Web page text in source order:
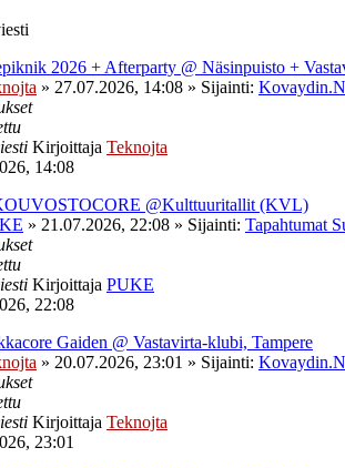
2026 + Afterparty @ Näsinpuisto +
» 27.07.2026, 14:08 » Sijainti:
Kirjoittaja Teknojta
14:08
@Kulttuuritallit (KVL)
» 21.07.2026, 22:08 » Sijainti: Tapahtumat
Kirjoittaja PUKE
22:08
Gaiden @ Vastavirta-klubi, Tampere
» 20.07.2026, 23:01 » Sijainti:
Kirjoittaja Teknojta
23:01